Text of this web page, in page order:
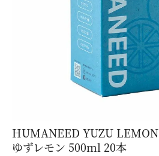
HUMANEED YUZU LEMON
ゆずレモン 500ml 20本